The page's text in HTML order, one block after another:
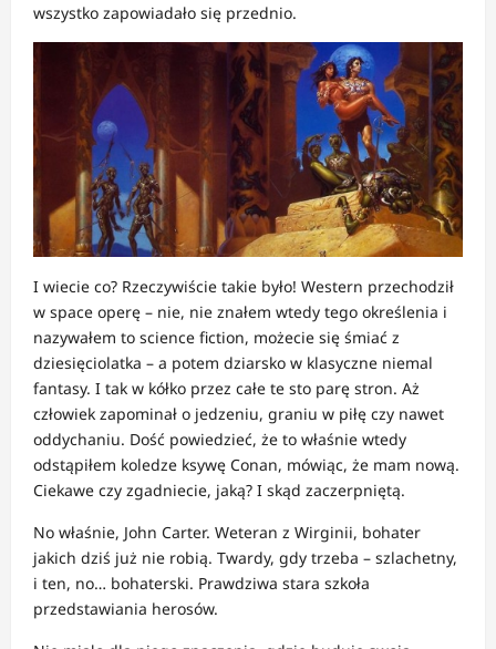
wszystko zapowiadało się przednio.
I wiecie co? Rzeczywiście takie było! Western przechodził
w space operę – nie, nie znałem wtedy tego określenia i
nazywałem to science fiction, możecie się śmiać z
dziesięciolatka – a potem dziarsko w klasyczne niemal
fantasy. I tak w kółko przez całe te sto parę stron. Aż
człowiek zapominał o jedzeniu, graniu w piłę czy nawet
oddychaniu. Dość powiedzieć, że to właśnie wtedy
odstąpiłem koledze ksywę Conan, mówiąc, że mam nową.
Ciekawe czy zgadniecie, jaką? I skąd zaczerpniętą.
No właśnie, John Carter. Weteran z Wirginii, bohater
jakich dziś już nie robią. Twardy, gdy trzeba – szlachetny,
i ten, no… bohaterski. Prawdziwa stara szkoła
przedstawiania herosów.